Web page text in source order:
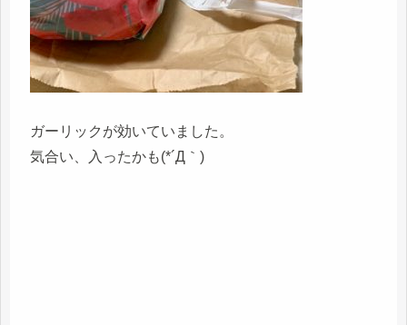
ガーリックが効いていました。
気合い、入ったかも(*´Д｀)